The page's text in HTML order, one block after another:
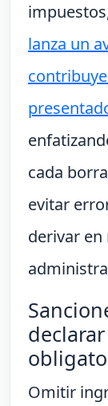
lanza un
cada
evitar
derivar
Omitir